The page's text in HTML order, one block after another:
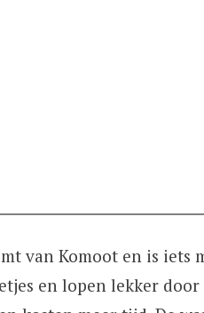
van Komoot en is iets
en lopen lekker